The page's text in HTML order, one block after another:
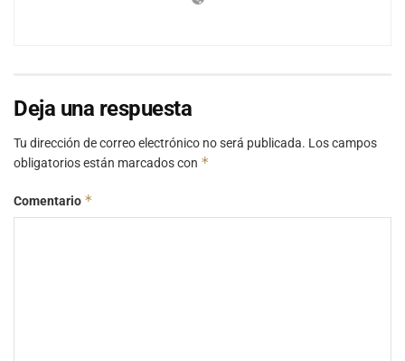
Deja una respuesta
Tu dirección de correo electrónico no será publicada. Los campos
obligatorios están marcados con *
Comentario *